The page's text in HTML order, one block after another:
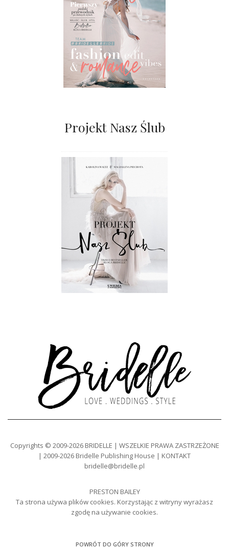
Projekt Nasz Ślub
Copyrights © 2009-2026 BRIDELLE | WSZELKIE PRAWA ZASTRZEŻONE
| 2009-2026 Bridelle Publishing House | KONTAKT
bridelle@bridelle.pl
PRESTON BAILEY
Ta strona używa plików cookies. Korzystając z witryny wyrażasz
zgodę na używanie cookies.
POWRÓT DO GÓRY STRONY